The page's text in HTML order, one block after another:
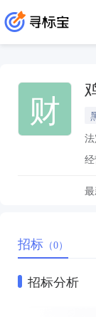
财
招标 （0）
招标分析